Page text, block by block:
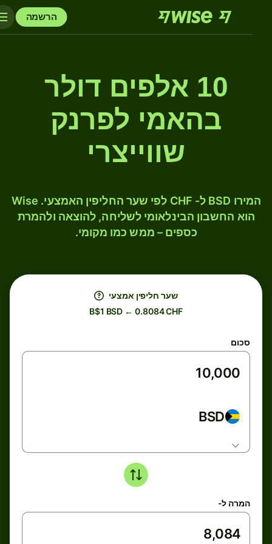
הרשמה
10 אלפים דולר
בהאמי לפרנק
שווייצרי
המירו BSD ל- CHF לפי שער החליפין האמצעי. Wise
הוא החשבון הבינלאומי לשליחה, להוצאה ולהמרת
כספים – ממש כמו מקומי.
שער חליפין אמצעי
B$1 BSD ← 0.8084 CHF
סכום
BSD
המרה ל-